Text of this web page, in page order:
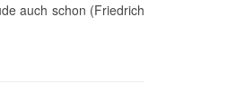
auch schon (Friedrich